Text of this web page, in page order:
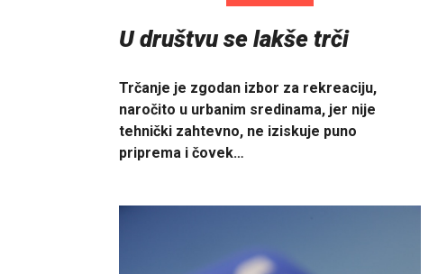
U društvu se lakše trči
Trčanje je zgodan izbor za rekreaciju,
naročito u urbanim sredinama, jer nije
tehnički zahtevno, ne iziskuje puno
priprema i čovek…